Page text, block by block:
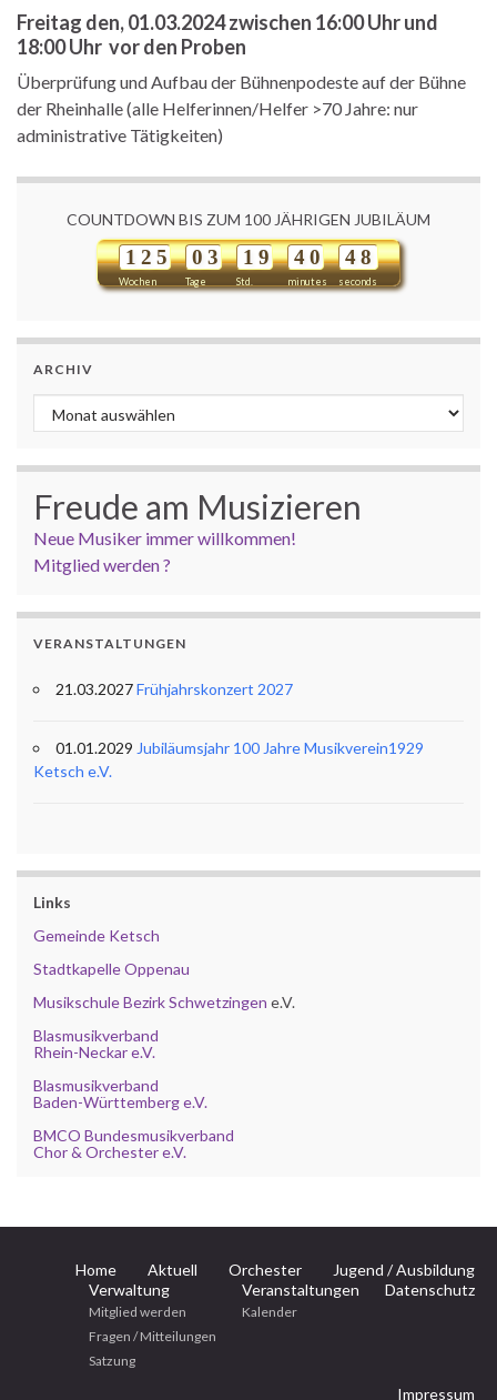
Freitag den, 01.03.2024 zwischen 16:00 Uhr und
18:00 Uhr vor den Proben
Überprüfung und Aufbau der Bühnenpodeste auf der Bühne
der Rheinhalle (alle Helferinnen/Helfer >70 Jahre: nur
administrative Tätigkeiten)
COUNTDOWN BIS ZUM 100 JÄHRIGEN JUBILÄUM
Wochen
1 2 5
Tage
0 3
Std.
1 9
minutes
40
seconds
47
8
ARCHIV
Archiv
Freude am Musizieren
Neue Musiker immer willkommen!
Mitglied werden ?
VERANSTALTUNGEN
21.03.2027Frühjahrskonzert 2027
01.01.2029 Jubiläumsjahr 100 Jahre Musikverein1929
Ketsch e.V.
Links
Gemeinde Ketsch
Stadtkapelle Oppenau
Musikschule Bezirk Schwetzingen e.V.
Blasmusikverband
Rhein-Neckar e.V.
Blasmusikverband
Baden-Württemberg e.V.
BMCO Bundesmusikverband
Chor & Orchester e.V.
Home Aktuell Orchester
Jugend / Ausbildung
Verwaltung
Mitglied werden
Fragen / Mitteilungen
Satzung
Veranstaltungen
Kalender
Datenschutz
Impressum